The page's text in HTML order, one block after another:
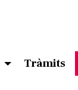
Tràmits